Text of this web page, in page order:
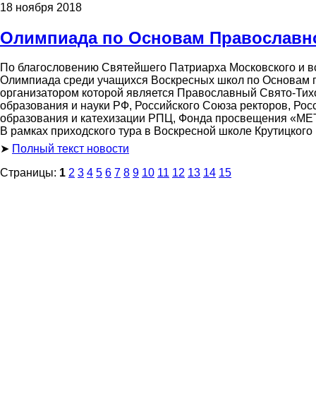
18 ноября 2018
Олимпиада по Основам
По благословению Святейшего Патриарха Московского и
Олимпиада среди учащихся Воскресных школ по Основам
организатором которой является Православный Свято-
образования и науки РФ, Российского Союза ректоров,
образования и катехизации РПЦ, Фонда просвещения
В рамках приходского тура в Воскресной школе
➤ Полный текст новости
Страницы: 1 2 3 4 5 6 7 8 9 10 11 12 13 14 15